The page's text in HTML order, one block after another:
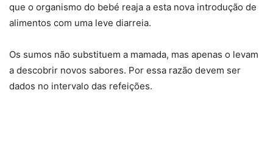
que o organismo do bebé reaja a esta nova introdução de
alimentos com uma leve diarreia.
Os sumos não substituem a mamada, mas apenas o levam
a descobrir novos sabores. Por essa razão devem ser
dados no intervalo das refeições.